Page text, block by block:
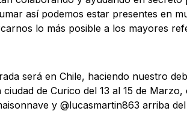
así podemos estar presentes en
lo más posible a los mayores
será en Chile, haciendo nuestro
de Curico del 13 al 15 de Marzo,
y @lucasmartin863 arriba